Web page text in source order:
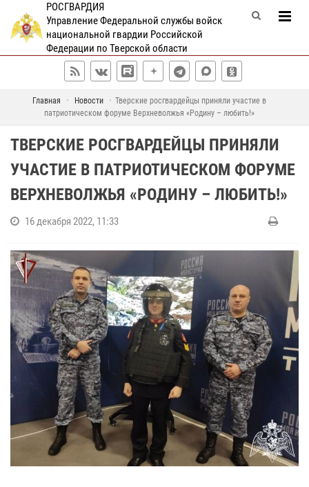
РОСГВАРДИЯ
Управление Федеральной службы войск
национальной гвардии Российской
Федерации по Тверской области
Главная Новости
Тверские росгвардейцы приняли участие в
патриотическом форуме Верхневолжья «Родину – любить!»
ТВЕРСКИЕ РОСГВАРДЕЙЦЫ ПРИНЯЛИ
УЧАСТИЕ В ПАТРИОТИЧЕСКОМ ФОРУМЕ
ВЕРХНЕВОЛЖЬЯ «РОДИНУ – ЛЮБИТЬ!»
16 декабря 2022, 11:33